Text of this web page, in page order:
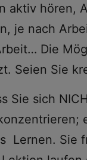
aktiv hören,
je nach
Die
Seien Sie
Sie sich
Lernen. Sie